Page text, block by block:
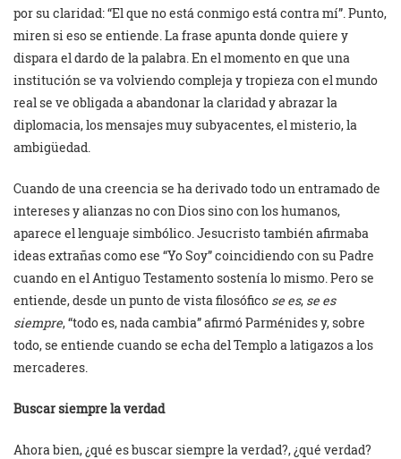
por su claridad: “El que no está conmigo está contra mí”. Punto,
miren si eso se entiende. La frase apunta donde quiere y
dispara el dardo de la palabra. En el momento en que una
institución se va volviendo compleja y tropieza con el mundo
real se ve obligada a abandonar la claridad y abrazar la
diplomacia, los mensajes muy subyacentes, el misterio, la
ambigüedad.
Cuando de una creencia se ha derivado todo un entramado de
intereses y alianzas no con Dios sino con los humanos,
aparece el lenguaje simbólico. Jesucristo también afirmaba
ideas extrañas como ese “Yo Soy” coincidiendo con su Padre
cuando en el Antiguo Testamento sostenía lo mismo. Pero se
entiende, desde un punto de vista filosófico se es, se es
siempre, “todo es, nada cambia” afirmó Parménides y, sobre
todo, se entiende cuando se echa del Templo a latigazos a los
mercaderes.
Buscar siempre la verdad
Ahora bien, ¿qué es buscar siempre la verdad?, ¿qué verdad?